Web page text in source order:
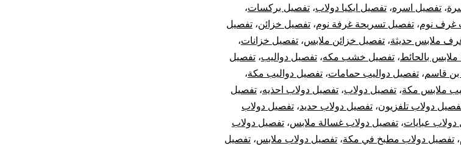
وتركيب
قطع
أثاث
أيكيا
، تفصيل اسره، تفصيل ايكيا دولاب، تفصيل بركسات،
غرف نوم، تفصيل تسريحة غرفة نوم، تفصيل خزائن، تفصيل
ملابس حديثة، تفصيل خزائن ملابس، تفصيل خزانات،
بالحائط، تفصيل خشب مكه، تفصيل دواليب، تفصيل
بن قاسم، تفصيل دواليب حمامات، تفصيل دواليب مكة،
ملابس مكة، تفصيل دولاب، تفصيل دولاب احذيه، تفصيل
دولاب تلفزيون، تفصيل دولاب حديد، تفصيل دولاب
عبايات، تفصيل دولاب غسالة ملابس، تفصيل دولاب
، تفصيل دولاب مطبخ في مكة، تفصيل دولاب ملابس، تفصيل